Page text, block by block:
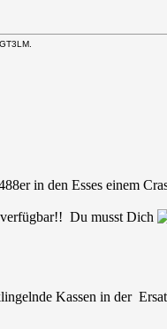
in den Esses einem
Du musst Dich
Kassen in der